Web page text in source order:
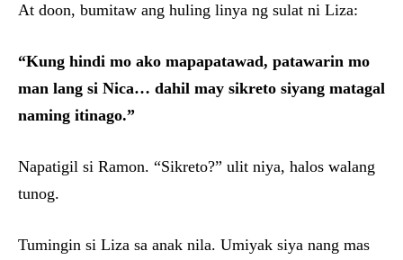
At doon, bumitaw ang huling linya ng sulat ni Liza:
“Kung hindi mo ako mapapatawad, patawarin mo
man lang si Nica… dahil may sikreto siyang matagal
naming itinago.”
Napatigil si Ramon. “Sikreto?” ulit niya, halos walang
tunog.
Tumingin si Liza sa anak nila. Umiyak siya nang mas